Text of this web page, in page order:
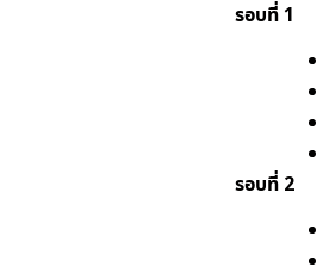
รอบที่ 1
รอบที่ 2